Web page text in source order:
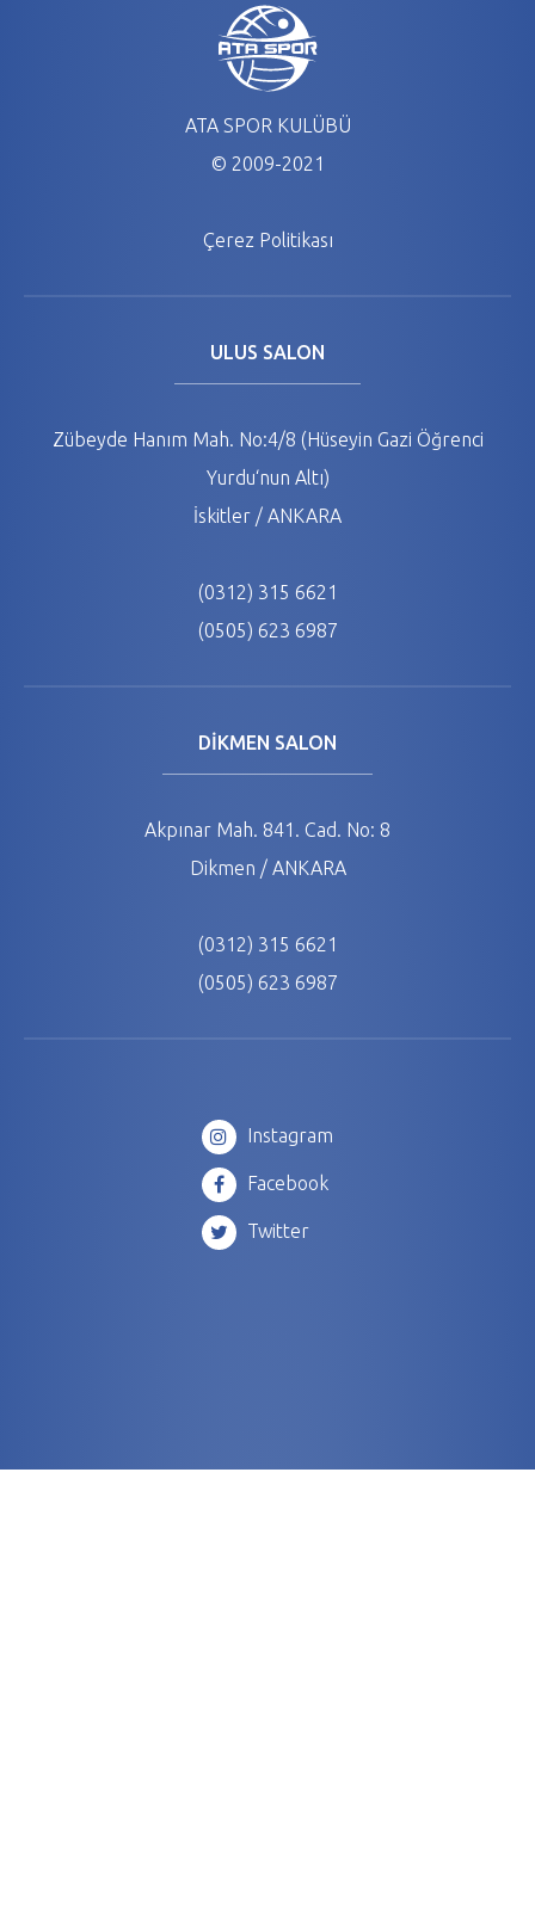
ATA SPOR KULÜBÜ
© 2009-2021
Çerez Politikası
ULUS SALON
Zübeyde Hanım Mah. No:4/8 (Hüseyin Gazi Öğrenci
Yurdu‘nun Altı)
İskitler / ANKARA
(0312) 315 6621
(0505) 623 6987
DİKMEN SALON
Akpınar Mah. 841. Cad. No: 8
Dikmen / ANKARA
(0312) 315 6621
(0505) 623 6987
Instagram
Facebook
Twitter